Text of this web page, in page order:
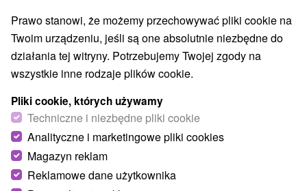
Prawo stanowi, że możemy przechowywać pliki cookie na
Twoim urządzeniu, jeśli są one absolutnie niezbędne do
działania tej witryny. Potrzebujemy Twojej zgody na
wszystkie inne rodzaje plików cookie.
Pliki cookie, których używamy
Techniczne i niezbędne pliki cookie
Analityczne i marketingowe pliki cookies
Magazyn reklam
Reklamowe dane użytkownika